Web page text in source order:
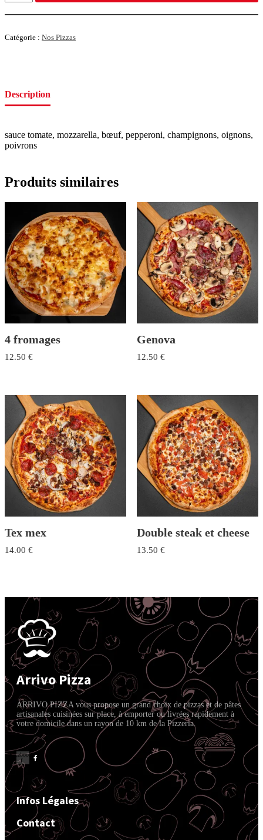
Catégorie : Nos Pizzas
Description
sauce tomate, mozzarella, bœuf, pepperoni, champignons, oignons,
poivrons
Produits similaires
4 fromages
12.50 €
Genova
12.50 €
Tex mex
14.00 €
Double steak et cheese
13.50 €
Arrivo Pizza
ARRIVO PIZZA vous propose un grand choix de pizzas et de pâtes
artisanales cuisinées sur place, à emporter ou livrées rapidement à
votre domicile dans un rayon de 10 km de la Pizzeria.
Facebook-
f
Infos Légales
Contact